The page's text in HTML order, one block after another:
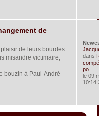
de
de leurs bourdes.
misandre victimaire,
bouzin à Paul-André-
dans
po...
le 09